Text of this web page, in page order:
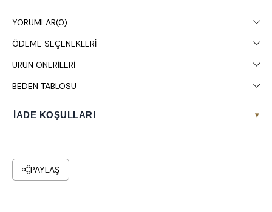
YORUMLAR(0)
ÖDEME SEÇENEKLERI
ÜRÜN ÖNERILERI
BEDEN TABLOSU
İADE KOŞULLARI ▾
PAYLAŞ